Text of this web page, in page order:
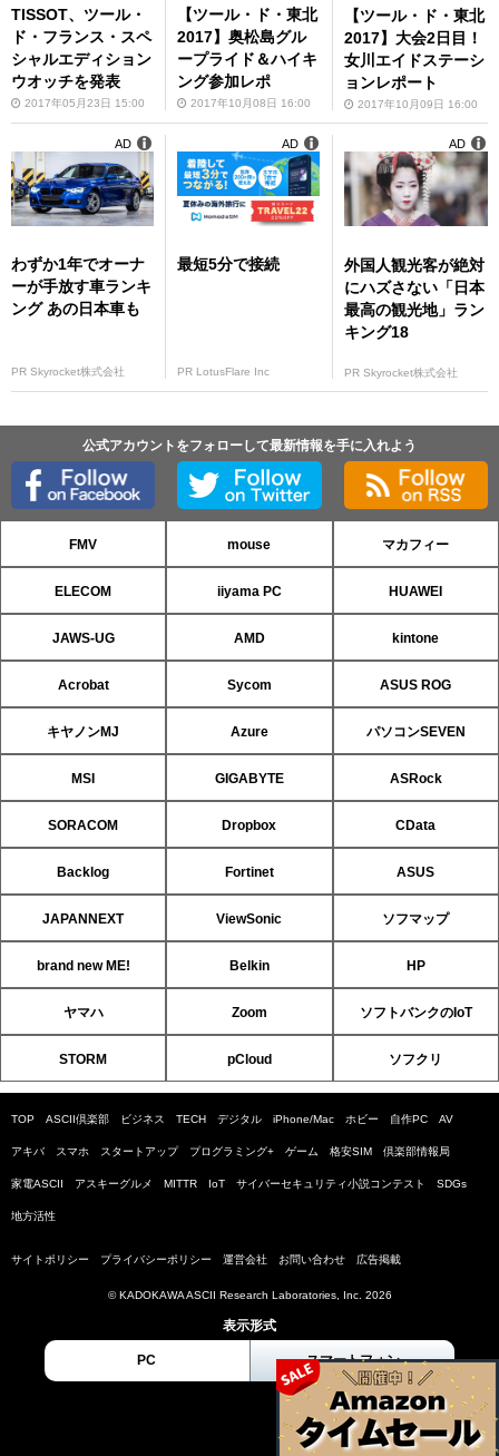
TISSOT、ツール・
ド・フランス・スペ
シャルエディション
ウオッチを発表
2017年05月23日 15:00
【ツール・ド・東北
2017】奥松島グル
ープライド＆ハイキ
ング参加レポ
2017年10月08日 16:00
【ツール・ド・東北
2017】大会2日目！
女川エイドステーシ
ョンレポート
2017年10月09日 16:00
わずか1年でオーナ
ーが手放す車ランキ
ング あの日本車も
PR Skyrocket株式会社
AD
最短5分で接続
PR LotusFlare Inc
AD
外国人観光客が絶対
にハズさない「日本
最高の観光地」ラン
キング18
PR Skyrocket株式会社
AD
公式アカウントをフォローして最新情報を手に入れよう
FMV mouse マカフィー
ELECOM iiyama PC HUAWEI
JAWS-UG AMD kintone
Acrobat Sycom ASUS ROG
キヤノンMJ Azure パソコンSEVEN
MSI GIGABYTE ASRock
SORACOM Dropbox CData
Backlog Fortinet ASUS
JAPANNEXT ViewSonic ソフマップ
brand new ME! Belkin HP
ヤマハ Zoom ソフトバンクのIoT
STORM pCloud ソフクリ
TOP ASCII倶楽部 ビジネス TECH デジタル iPhone/Mac ホビー 自作PC AV
アキバ スマホ スタートアップ プログラミング+ ゲーム 格安SIM 倶楽部情報局
家電ASCII アスキーグルメ MITTR IoT サイバーセキュリティ小説コンテスト SDGs
地方活性
サイトポリシー プライバシーポリシー 運営会社 お問い合わせ 広告掲載
© KADOKAWA ASCII Research Laboratories, Inc. 2026
表示形式
PC スマートフォン